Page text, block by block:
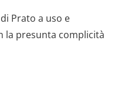
Prato a uso e
la presunta complicità